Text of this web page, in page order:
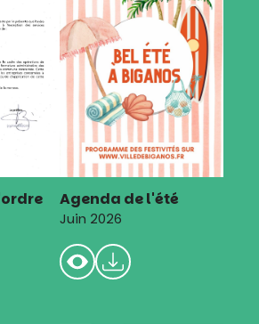
Agenda de l'été
Juin 2026